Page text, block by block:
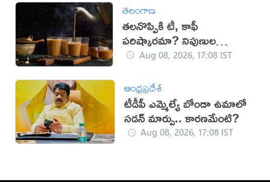
తెలంగాణ
తలనొప్పికి టీ, కాఫీ
పరిష్కారమా? నిపుణుల
సూచనలు ఇవే!
Aug 08, 2026, 17:08 IST
ఆంధ్రప్రదేశ్
టీడీపీ ఎమ్మెల్యే బోండా ఉమాలో
సడన్‌ మార్పు.. కారణమేంటి?
Aug 08, 2026, 17:08 IST